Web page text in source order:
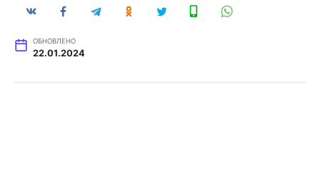
ОБНОВЛЕНО
22.01.2024